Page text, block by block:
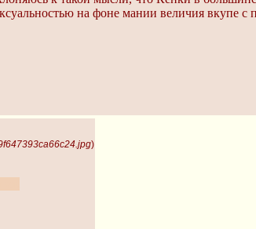
на фоне мании величия вкупе с
)